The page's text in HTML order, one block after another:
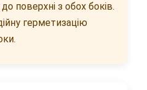
поверхні з обох боків.
герметизацію